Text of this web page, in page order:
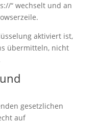
“ wechselt und an
aktiviert ist,
übermitteln, nicht
gesetzlichen
auf